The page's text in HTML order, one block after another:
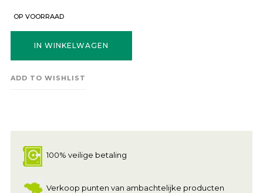
OP VOORRAAD
IN WINKELWAGEN
ADD TO WISHLIST
100% veilige betaling
Verkoop punten van ambachtelijke producten